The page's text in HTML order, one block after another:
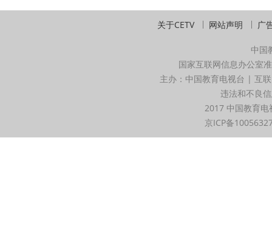
关于CETV 网站声明 广
中国
国家互联网信息办公室
主办：中国教育电视台 | 互
违法和不良
2017 中国教育
京ICP备